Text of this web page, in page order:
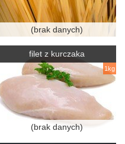
(brak danych)
filet z kurczaka
1kg
(brak danych)